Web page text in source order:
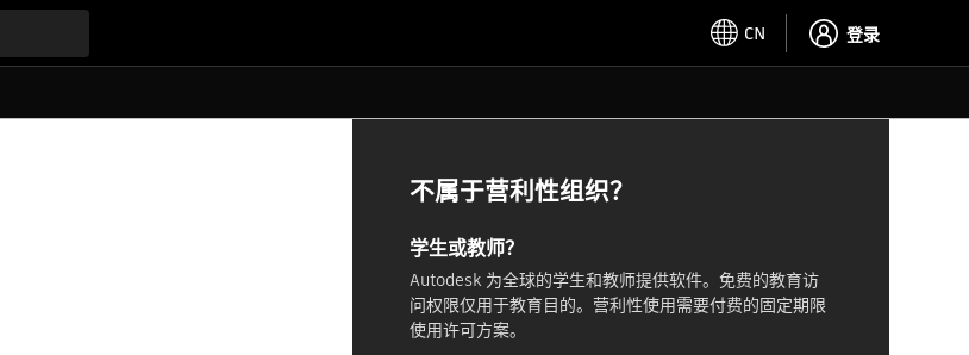
CN 登录
不属于营利性组织？
学生或教师？
Autodesk 为全球的学生和教师提供软件。免费的教育访
问权限仅用于教育目的。营利性使用需要付费的固定期限
使用许可方案。